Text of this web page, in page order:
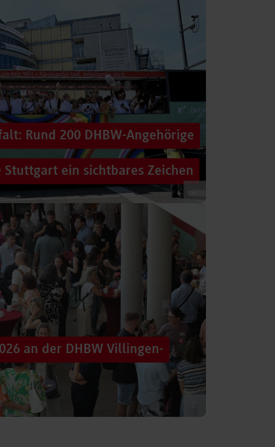
Rund 200 DHBW-Angehörige
Stuttgart ein sichtbares Zeichen
säumten am Samstag die Straßen der
im farbenfrohen Zug: ein eigener DHBW-
an der DHBW Villingen-
dennoch eine Verbindung schaffen, mit